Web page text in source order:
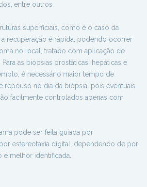
entre outros.
superficiais, como é o caso da
recuperação é rápida, podendo ocorrer
no local, tratado com aplicação de
as biópsias prostáticas, hepáticas e
é necessário maior tempo de
repouso no dia da biópsia, pois eventuais
facilmente controlados apenas com
pode ser feita guiada por
estereotaxia digital, dependendo de por
melhor identificada.